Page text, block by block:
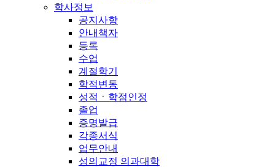
학사정보
공지사항
안내책자
등록
수업
계절학기
학적변동
성적ㆍ학점인정
졸업
증명발급
각종서식
업무안내
성의교정 의과대학